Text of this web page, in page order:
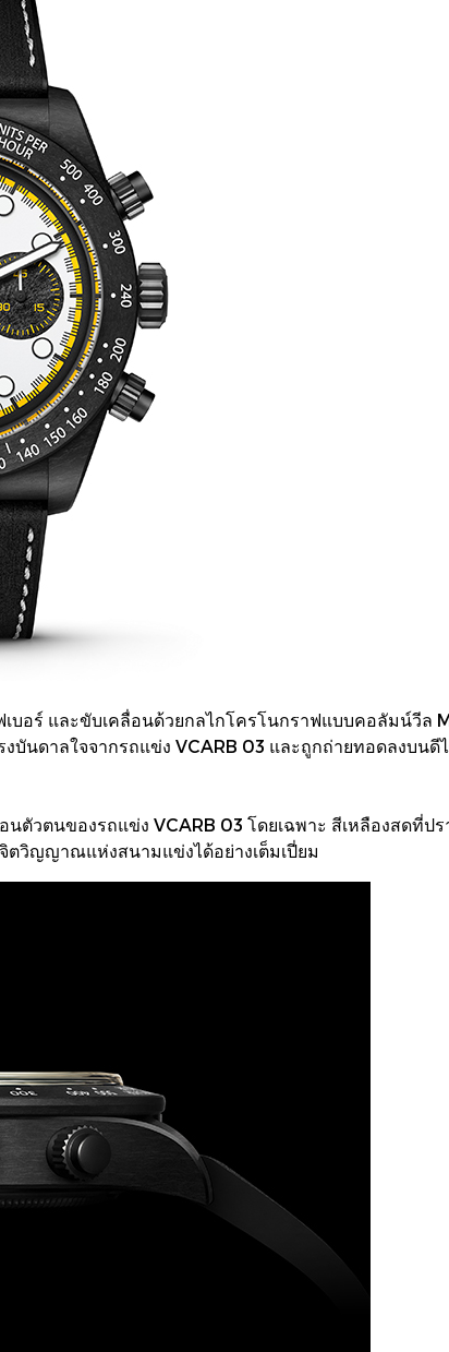
บอร์ และขับเคลื่อนด้วยกลไกโครโนกราฟแบบคอลัมน์วีล
บันดาลใจจากรถแข่ง VCARB 03 และถูกถ่ายทอดลงบน
ตัวตนของรถแข่ง VCARB 03 โดยเฉพาะ สีเหลืองสดที่ป
ตวิญญาณแห่งสนามแข่งได้อย่างเต็มเปี่ยม